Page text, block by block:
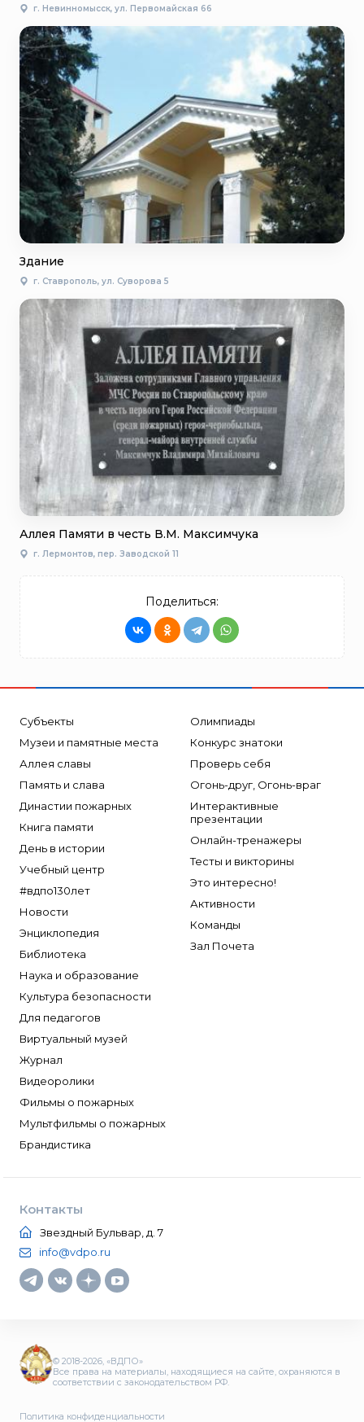
г. Невинномысск, ул. Первомайская 66
Здание
г. Ставрополь, ул. Суворова 5
Аллея Памяти в честь В.М. Максимчука
г. Лермонтов, пер. Заводской 11
Поделиться:
Субъекты
Музеи и памятные места
Аллея славы
Память и слава
Династии пожарных
Книга памяти
День в истории
Учебный центр
#вдпо130лет
Новости
Энциклопедия
Библиотека
Наука и образование
Культура безопасности
Для педагогов
Виртуальный музей
Журнал
Видеоролики
Фильмы о пожарных
Мультфильмы о пожарных
Брандистика
Олимпиады
Конкурс знатоки
Проверь себя
Огонь-друг, Огонь-враг
Интерактивные
презентации
Онлайн-тренажеры
Тесты и викторины
Это интересно!
Активности
Команды
Зал Почета
Контакты
Звездный Бульвар, д. 7
info@vdpo.ru
© 2018-2026, «ВДПО»
Все права на материалы, находящиеся на сайте, охраняются в
соответствии с законодательством РФ.
Политика конфиденциальности